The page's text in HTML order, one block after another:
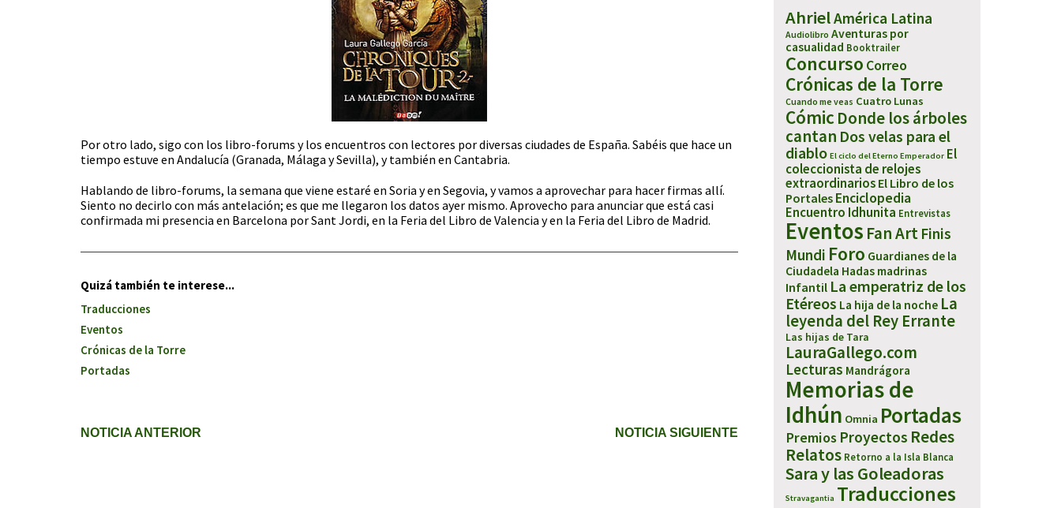
Por otro lado, sigo con los libro-forums y los encuentros con lectores por diversas ciudades de España. Sabéis que hace un
tiempo estuve en Andalucía (Granada, Málaga y Sevilla), y también en Cantabria.
Hablando de libro-forums, la semana que viene estaré en Soria y en Segovia, y vamos a aprovechar para hacer firmas allí.
Siento no decirlo con más antelación; es que me llegaron los datos ayer mismo. Aprovecho para anunciar que está casi
confirmada mi presencia en Barcelona por Sant Jordi, en la Feria del Libro de Valencia y en la Feria del Libro de Madrid.
Quizá también te interese...
Traducciones
Eventos
Crónicas de la Torre
Portadas
NOTICIA ANTERIOR NOTICIA SIGUIENTE
AhrielAmérica Latina
Audiolibro Aventuras por
casualidad Booktrailer
Concurso Correo
Crónicas de la Torre
Cuando me veas Cuatro Lunas
Cómic Donde los árboles
cantan Dos velas para el
diablo El ciclo del Eterno Emperador El
coleccionista de relojes
extraordinarios El Libro de los
Portales Enciclopedia
Encuentro Idhunita Entrevistas
Eventos Fan Art Finis
Mundi Foro Guardianes de la
Ciudadela Hadas madrinas
Infantil La emperatriz de los
Etéreos La hija de la noche La
leyenda del Rey Errante
Las hijas de Tara
LauraGallego.com
Lecturas Mandrágora
Memorias de
Idhún Omnia Portadas
Premios Proyectos Redes
Relatos Retorno a la Isla Blanca
Sara y las Goleadoras
Stravagantia Traducciones